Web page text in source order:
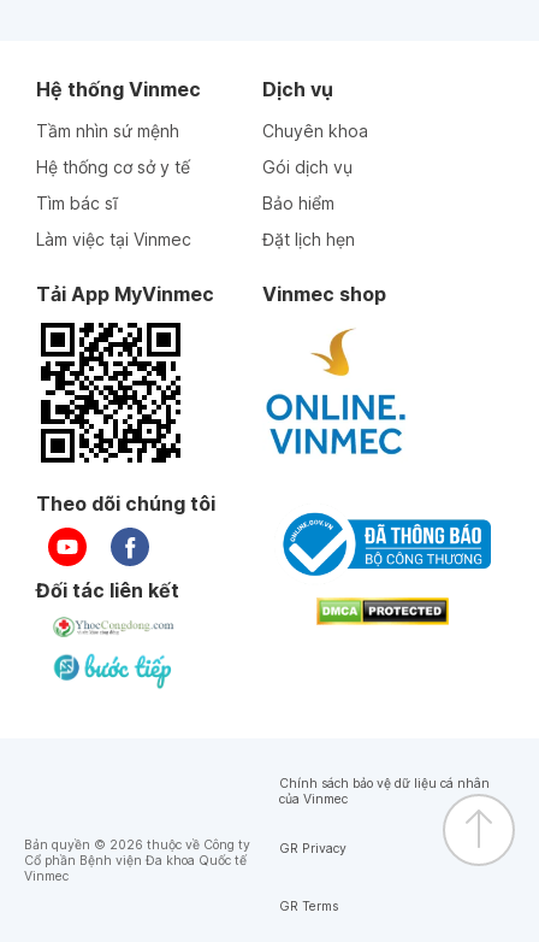
Hệ thống Vinmec
Tầm nhìn sứ mệnh
Hệ thống cơ sở y tế
Tìm bác sĩ
Làm việc tại Vinmec
Dịch vụ
Chuyên khoa
Gói dịch vụ
Bảo hiểm
Đặt lịch hẹn
Tải App MyVinmec Vinmec shop
Theo dõi chúng tôi
Đối tác liên kết
Bản quyền © 2026 thuộc về Công ty
Cổ phần Bệnh viện Đa khoa Quốc tế
Vinmec
Chính sách bảo vệ dữ liệu cá nhân
của Vinmec
GR Privacy
GR Terms